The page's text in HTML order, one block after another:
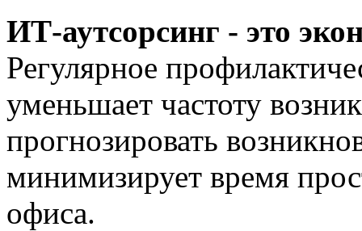
ИТ-аутсорсинг - это
Регулярное
уменьшает частоту
прогнозировать
минимизирует время
офиса.